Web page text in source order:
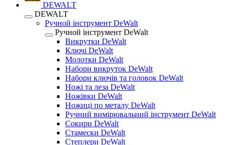
DEWALT
DEWALT
Ручной інструмент DeWalt
Ручной інструмент DeWalt
Викрутки DeWalt
Ключі DeWalt
Молотки DeWalt
Набори викруток DeWalt
Набори ключів та головок DeWalt
Ножі та леза DeWalt
Ножівки DeWalt
Ножиці по металу DeWalt
Ручний вимірювальний інструмент DeWalt
Сокири DeWalt
Стамески DeWalt
Степлери DeWalt